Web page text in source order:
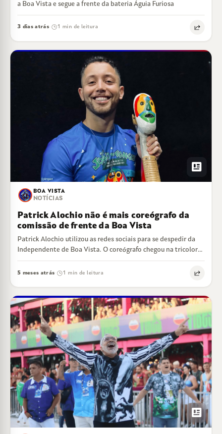
a Boa Vista e segue a frente da bateria Águia Furiosa
3 dias atrás· 1 min de leitura
newsmode
BOA VISTA
NOTÍCIAS
Patrick Alochio não é mais coreógrafo da
comissão de frente da Boa Vista
Patrick Alochio utilizou as redes sociais para se despedir da
Independente de Boa Vista. O coreógrafo chegou na tricolor
de Cariacica para…
5 meses atrás 1 min de leitura
newsmode